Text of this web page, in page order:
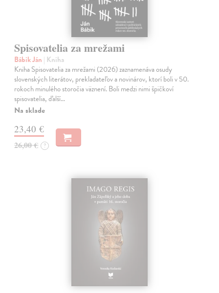
Spisovatelia za mrežami
Bábik Ján | Kniha
Kniha Spisovatelia za mrežami (2026) zaznamenáva osudy
slovenských literátov, prekladateľov a novinárov, ktorí boli v 50.
rokoch minulého storočia väznení. Boli medzi nimi špičkoví
spisovatelia, ďalší…
Na sklade
23,40 €
26,00 € ?